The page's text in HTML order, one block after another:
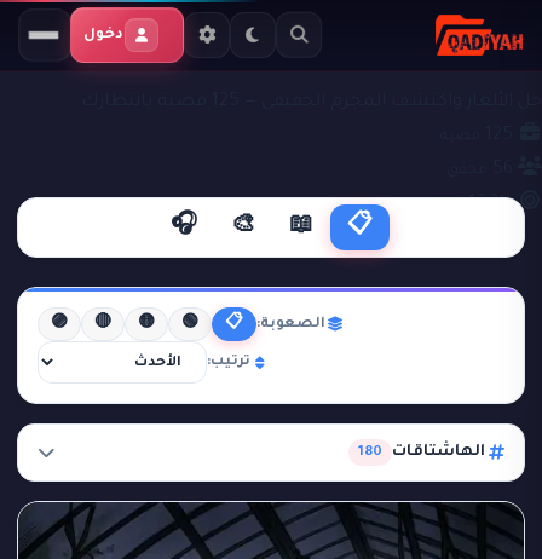
دخول
ملفات التحقيق قضايا جنائية
43.3%
📋
📖
🎨
🎧
الصعوبة: 📋
🟢
🟡
🔴
🟣
ترتيب:
الهاشتاقات 180